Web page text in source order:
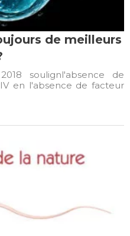
de meilleurs
soulignl'absence de
en l'absence de facteur